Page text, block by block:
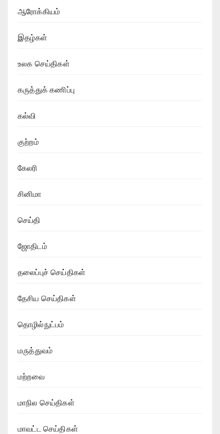
ஆரோக்கியம்
இதழ்கள்
உலக செய்திகள்
கருத்துக் கணிப்பு
கல்வி
குற்றம்
கேலரி
சினிமா
செய்தி
ஜோதிடம்
தலைப்புச் செய்திகள்
தேசிய செய்திகள்
தொழில்நுட்பம்
மருத்துவம்
மற்றவை
மாநில செய்திகள்
மாவட்ட செய்திகள்